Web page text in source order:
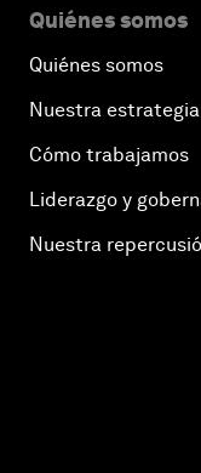
Quiénes somos
Quiénes somos
Nuestra estrategia
Cómo trabajamos
Liderazgo y
Nuestra